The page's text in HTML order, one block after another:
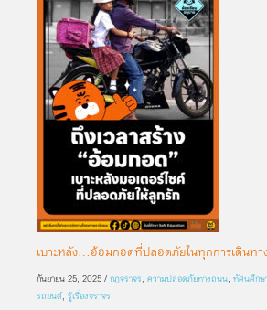
เบาะหลัง…อ้อมกอดที่ปลอดภัยในทุกการเดินทา
กันยายน 25, 2025 / กฎจราจร, ความปลอดภัยทางถนน, ทัศนศึกษ
รถยนต์, รู้เรื่องจราจร